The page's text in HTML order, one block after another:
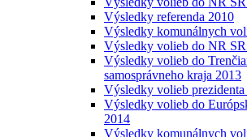
Výsledky referenda 2010
Výsledky komunálnych
Výsledky volieb do NR
Výsledky volieb do
samosprávneho kraja 2013
Výsledky volieb
Výsledky volieb do
2014
Výsledky komunálnych